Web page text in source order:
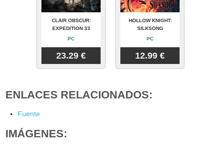
CLAIR OBSCUR:
EXPEDITION 33
PC
23.29 €
HOLLOW KNIGHT:
SILKSONG
PC
12.99 €
ENLACES RELACIONADOS:
Fuente
IMÁGENES: